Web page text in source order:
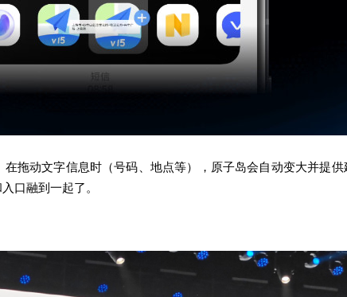
在拖动文字信息时（号码、地点等），原子岛会自动变大并提供
口融到一起了。